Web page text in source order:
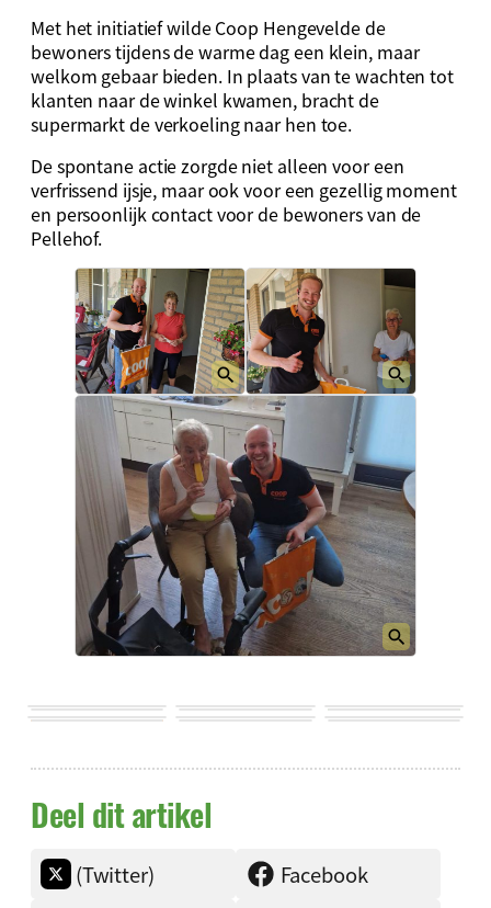
Met het initiatief wilde Coop Hengevelde de
bewoners tijdens de warme dag een klein, maar
welkom gebaar bieden. In plaats van te wachten tot
klanten naar de winkel kwamen, bracht de
supermarkt de verkoeling naar hen toe.
De spontane actie zorgde niet alleen voor een
verfrissend ijsje, maar ook voor een gezellig moment
en persoonlijk contact voor de bewoners van de
Pellehof.
Deel dit artikel
(Twitter)
Facebook